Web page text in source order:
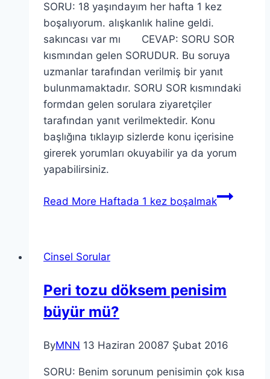
SORU: 18 yaşındayım her hafta 1 kez
boşalıyorum. alışkanlık haline geldi.
sakıncası var mı CEVAP: SORU SOR
kısmından gelen SORUDUR. Bu soruya
uzmanlar tarafından verilmiş bir yanıt
bulunmamaktadır. SORU SOR kısmındaki
formdan gelen sorulara ziyaretçiler
tarafından yanıt verilmektedir. Konu
başlığına tıklayıp sizlerde konu içerisine
girerek yorumları okuyabilir ya da yorum
yapabilirsiniz.
Read More Haftada 1 kez boşalmak
Cinsel Sorular
Peri tozu döksem penisim
büyür mü?
ByMNN 13 Haziran 20087 Şubat 2016
SORU: Benim sorunum penisimin çok kısa